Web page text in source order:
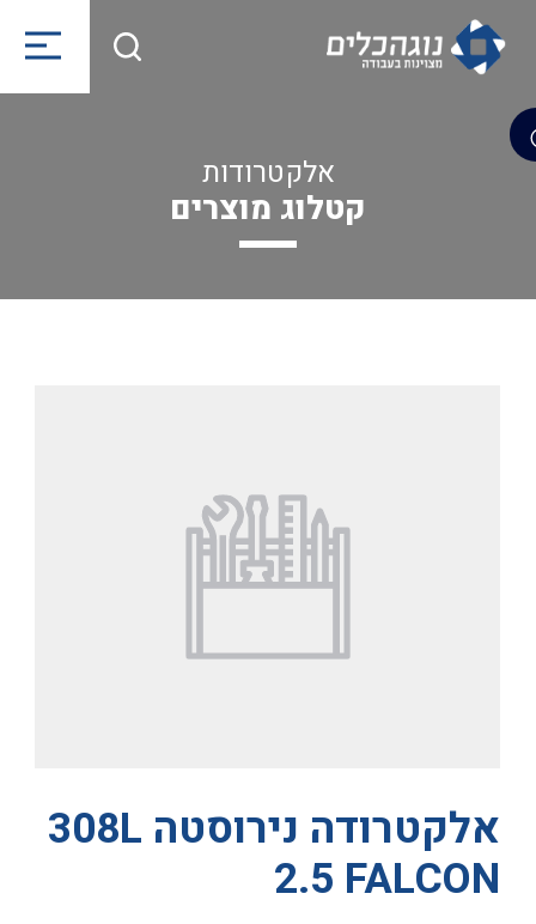
אלקטרודות
קטלוג מוצרים
אלקטרודה נירוסטה 308L
2.5 FALCON